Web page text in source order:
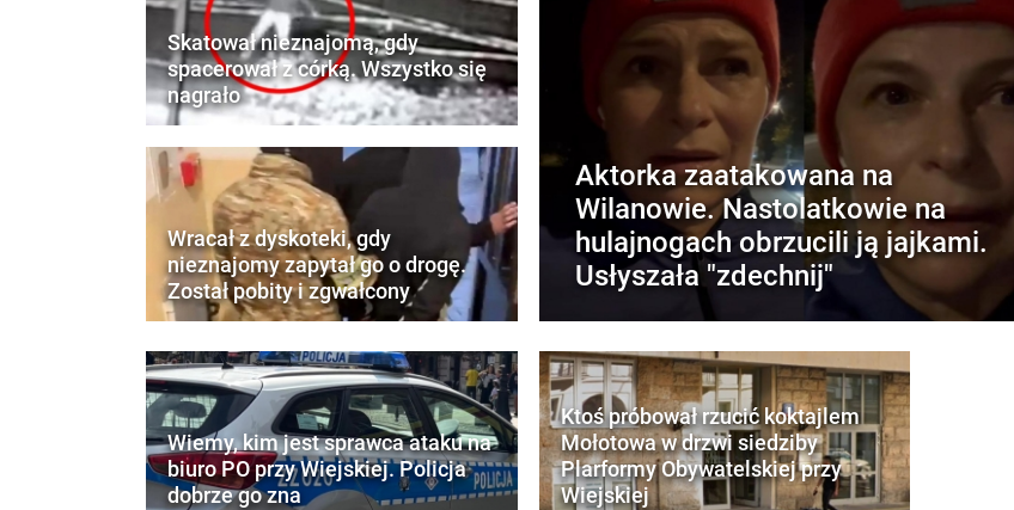
Skatował nieznajomą, gdy
spacerował z córką. Wszystko się
nagrało
Wracał z dyskoteki, gdy
nieznajomy zapytał go o drogę.
Został pobity i zgwałcony
Aktorka zaatakowana na
Wilanowie. Nastolatkowie na
hulajnogach obrzucili ją jajkami.
Usłyszała "zdechnij"
Wiemy, kim jest sprawca ataku na
biuro PO przy Wiejskiej. Policja
dobrze go zna
Ktoś próbował rzucić koktajlem
Mołotowa w drzwi siedziby
Plarformy Obywatelskiej przy
Wiejskiej